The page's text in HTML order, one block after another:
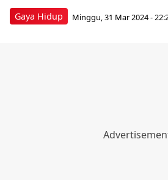
Gaya Hidup Minggu, 31 Mar 2024 -